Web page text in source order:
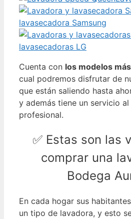
lavasecadora Samsung
lavasecadoras LG
Cuenta con los modelos
cual podremos disfrutar de
que están saliendo hasta
y además tiene un servicio
profesional.
✅ Estas son las
comprar una
Bodega
En cada hogar sus
un tipo de lavadora, y esto